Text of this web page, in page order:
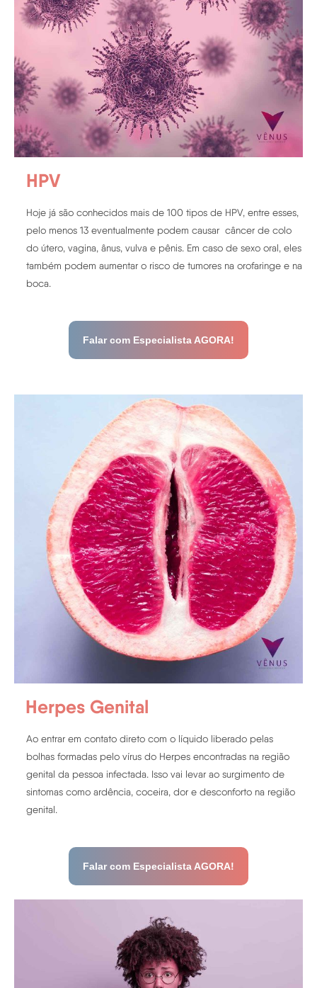
HPV
Hoje já são conhecidos mais de 100 tipos de HPV, entre esses,
pelo menos 13 eventualmente podem causar câncer de colo
do útero, vagina, ânus, vulva e pênis. Em caso de sexo oral, eles
também podem aumentar o risco de tumores na orofaringe e na
boca.
Falar com Especialista AGORA!
Herpes Genital
Ao entrar em contato direto com o líquido liberado pelas
bolhas formadas pelo vírus do Herpes encontradas na região
genital da pessoa infectada. Isso vai levar ao surgimento de
sintomas como ardência, coceira, dor e desconforto na região
genital.
Falar com Especialista AGORA!